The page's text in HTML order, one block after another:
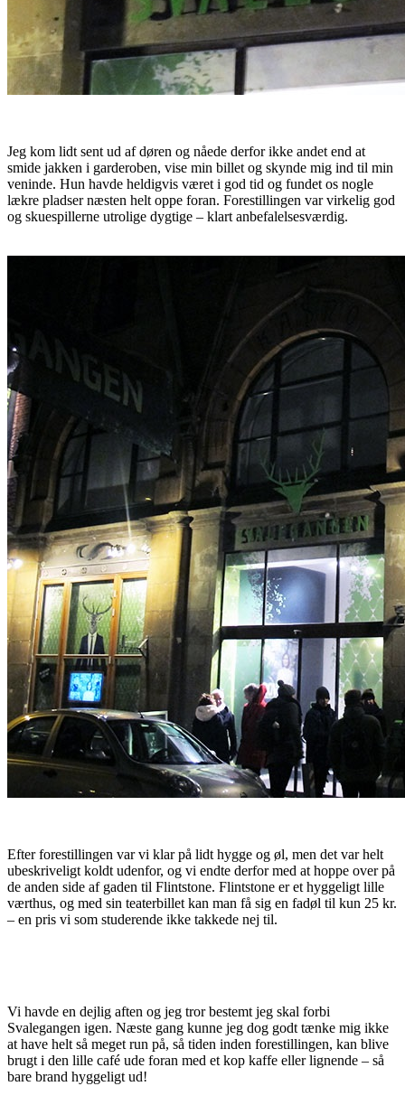
Jeg kom lidt sent ud af døren og nåede derfor ikke andet end at
smide jakken i garderoben, vise min billet og skynde mig ind til min
veninde. Hun havde heldigvis været i god tid og fundet os nogle
lækre pladser næsten helt oppe foran. Forestillingen var virkelig god
og skuespillerne utrolige dygtige – klart anbefalelsesværdig.
Efter forestillingen var vi klar på lidt hygge og øl, men det var helt
ubeskriveligt koldt udenfor, og vi endte derfor med at hoppe over på
de anden side af gaden til Flintstone. Flintstone er et hyggeligt lille
værthus, og med sin teaterbillet kan man få sig en fadøl til kun 25 kr.
– en pris vi som studerende ikke takkede nej til.
Vi havde en dejlig aften og jeg tror bestemt jeg skal forbi
Svalegangen igen. Næste gang kunne jeg dog godt tænke mig ikke
at have helt så meget run på, så tiden inden forestillingen, kan blive
brugt i den lille café ude foran med et kop kaffe eller lignende – så
bare brand hyggeligt ud!